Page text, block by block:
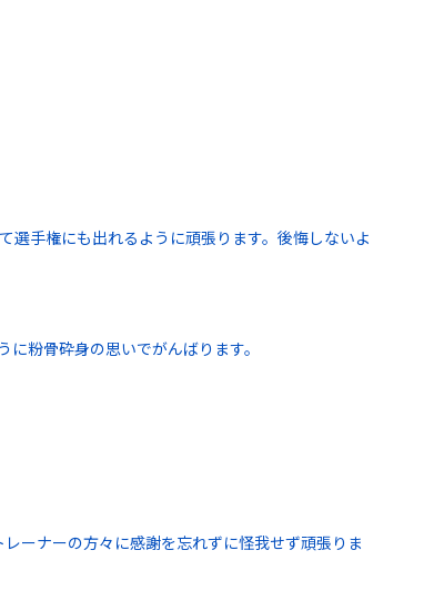
選手権にも出れるように頑張ります。後悔しないよ
粉骨砕身の思いでがんばります。
ーナーの方々に感謝を忘れずに怪我せず頑張りま